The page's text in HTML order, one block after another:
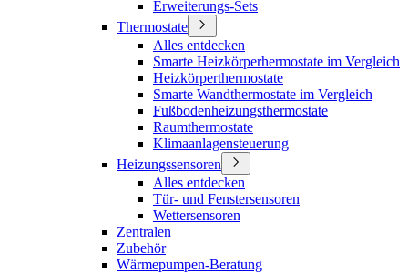
Erweiterungs-Sets
Thermostate
Alles entdecken
Smarte Heizkörperhermostate im Vergleich
Heizkörperthermostate
Smarte Wandthermostate im Vergleich
Fußbodenheizungsthermostate
Raumthermostate
Klimaanlagensteuerung
Heizungssensoren
Alles entdecken
Tür- und Fenstersensoren
Wettersensoren
Zentralen
Zubehör
Wärmepumpen-Beratung